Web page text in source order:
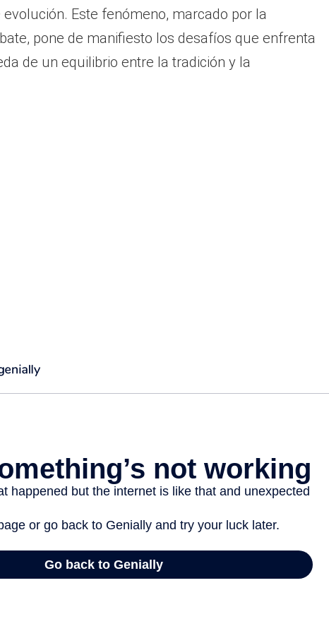
Este fenómeno, marcado por la
pone de manifiesto los desafíos que enfrenta
de un equilibrio entre la tradición y la